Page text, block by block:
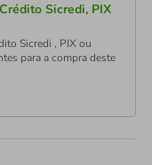
Sicredi, PIX
Sicredi , PIX ou
para a compra deste